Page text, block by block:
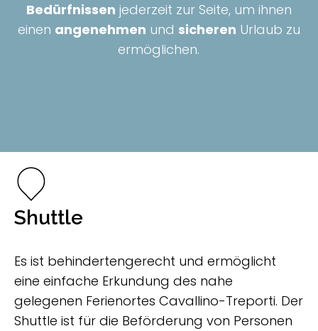
Bedürfnissen jederzeit zur Seite, um ihnen
einen angenehmen und sicheren Urlaub zu
ermöglichen.
Shuttle
Es ist behindertengerecht und ermöglicht
eine einfache Erkundung des nahe
gelegenen Ferienortes Cavallino-Treporti. Der
Shuttle ist für die Beförderung von Personen